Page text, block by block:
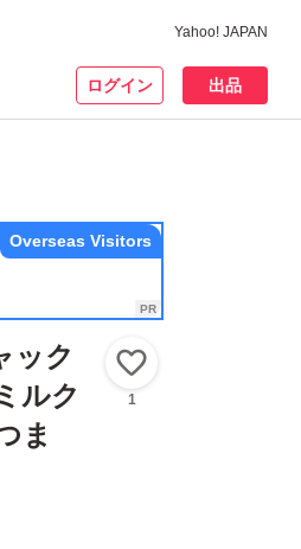
Yahoo! JAPAN
ログイン 出品
Overseas Visitors
ック
ルク
ま
1